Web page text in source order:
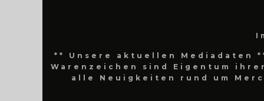
** Unsere aktuellen Mediadaten
Warenzeichen sind Eigentum
alle Neuigkeiten rund um